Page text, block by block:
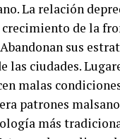
La relación
de la
sus
las ciudades.
malas
patrones
más